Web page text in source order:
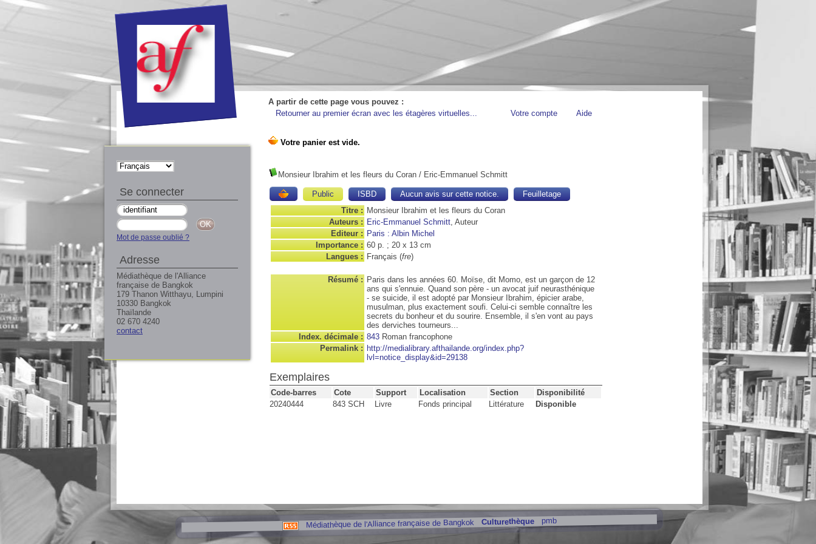
A partir de cette page vous pouvez :
Retourner au premier écran avec les étagères virtuelles...
Votre compte Aide
Monsieur Ibrahim et les fleurs du Coran / Eric-Emmanuel Schmitt
Public ISBD Aucun avis sur cette notice.
Feuilletage
Titre : Monsieur Ibrahim et les fleurs du Coran
Auteurs : Eric-Emmanuel Schmitt, Auteur
Editeur : Paris : Albin Michel
Importance : 60 p. ; 20 x 13 cm
Langues : Français (fre)
Résumé : Paris dans les années 60. Moïse, dit Momo, est un garçon de 12
ans qui s'ennuie. Quand son père - un avocat juif neurasthénique
- se suicide, il est adopté par Monsieur Ibrahim, épicier arabe,
musulman, plus exactement soufi. Celui-ci semble connaître les
secrets du bonheur et du sourire. Ensemble, il s'en vont au pays
des derviches tourneurs...
Index. décimale : 843 Roman francophone
Permalink : http://medialibrary.afthailande.org/index.php?
lvl=notice_display&id=29138
Exemplaires
Code-barres Cote Support Localisation Section
Disponibilité
20240444
843 SCH Livre Fonds principal Littérature Disponible
Médiathèque de l'Alliance française de Bangkok Culturethèque pmb
Se connecter
Mot de passe oublié ?
Adresse
Médiathèque de l'Alliance
française de Bangkok
179 Thanon Witthayu, Lumpini
10330 Bangkok
Thaïlande
02 670 4240
contact